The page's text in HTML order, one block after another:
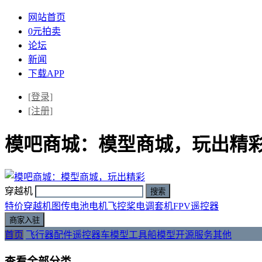
网站首页
0元拍卖
论坛
新闻
下载APP
[登录]
[注册]
模吧商城：模型商城，玩出精
穿越机
特价穿越机图传电池电机飞控桨电调套机FPV遥控器
首页 飞行器配件遥控器车模型工具船模型开源服务其他